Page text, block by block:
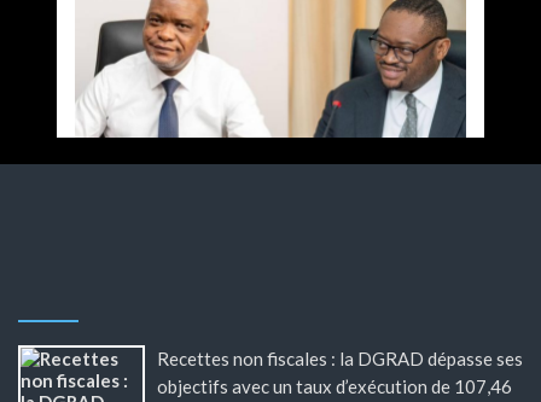
Recettes non fiscales : la DGRAD dépasse ses
objectifs avec un taux d’exécution de 107,46